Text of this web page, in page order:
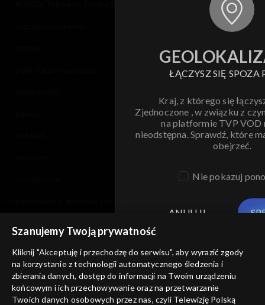
ŁĄCZYSZ SIĘ SPOZA
Kraj, z którego się
Zjednoczone , w związku z
na platformie TVP VOD
nieodstępna. Sprawdź, które
obejrzeć.
Nie pokazuj
ANULUJ
Szanujemy Twoją prywatność
Kliknij "Akceptuję i przechodzę do serwisu", aby wyrazić zgody
na korzystanie z technologii automatycznego śledzenia i
zbierania danych, dostęp do informacji na Twoim urządzeniu
końcowym i ich przechowywanie oraz na przetwarzanie
Twoich danych osobowych przez nas, czyli Telewizję Polską